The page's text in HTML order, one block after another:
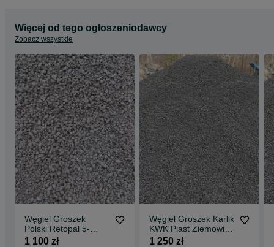
Więcej od tego ogłoszeniodawcy
Zobacz wszystkie
Węgiel Groszek
Polski Retopal 5-
25mm 1100 zł/T
1 100 zł
Węgiel Groszek Karlik
KWK Piast Ziemowit
1250 zł/t Polecam
1 250 zł